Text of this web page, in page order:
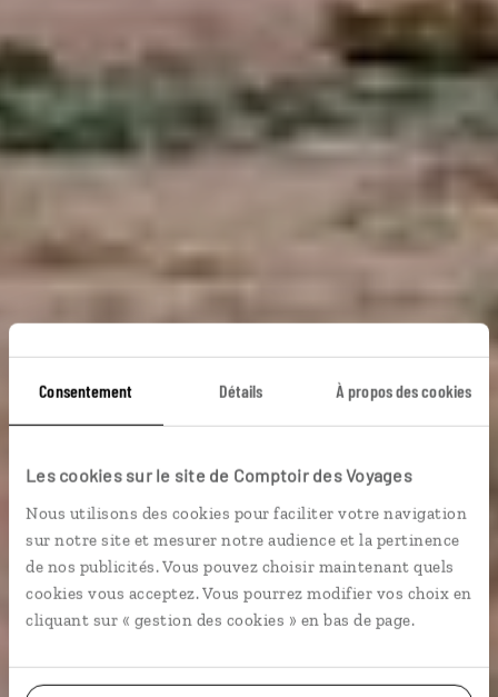
Consentement Détails À propos des cookies
Les cookies sur le site de Comptoir des Voyages
Nous utilisons des cookies pour faciliter votre navigation
sur notre site et mesurer notre audience et la pertinence
de nos publicités. Vous pouvez choisir maintenant quels
cookies vous acceptez. Vous pourrez modifier vos choix en
cliquant sur « gestion des cookies » en bas de page.
Sur les traces
d’Indiana Jones
Autotour famille : Amman, mer Morte, Pétra, Wadi
Rum, Aqaba.
En famille